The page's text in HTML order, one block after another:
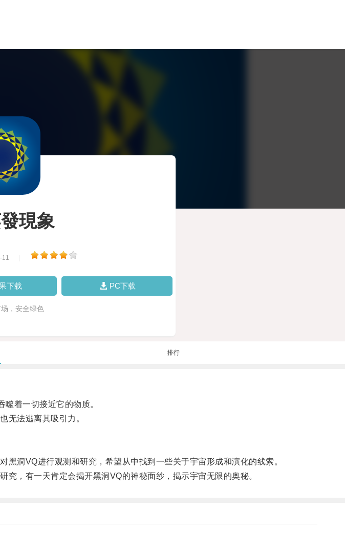
現象
下载 PC下载
，安全绿色
排行
着一切接近它的物质。
法逃离其吸引力。
洞VQ进行观测和研究，希望从中找到一些关于宇宙形成和演化的线索。
，有一天肯定会揭开黑洞VQ的神秘面纱，揭示宇宙无限的奥秘。